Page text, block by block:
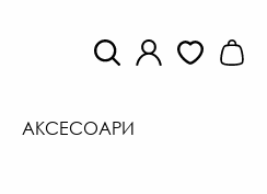
АКСЕСОАРИ